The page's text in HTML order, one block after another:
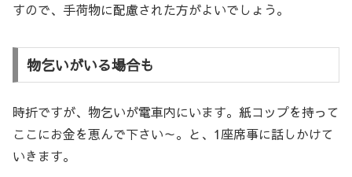
すので、手荷物に配慮された方がよいでしょう。
物乞いがいる場合も
時折ですが、物乞いが電車内にいます。紙コップを持って
ここにお金を恵んで下さい～。と、1座席事に話しかけて
いきます。